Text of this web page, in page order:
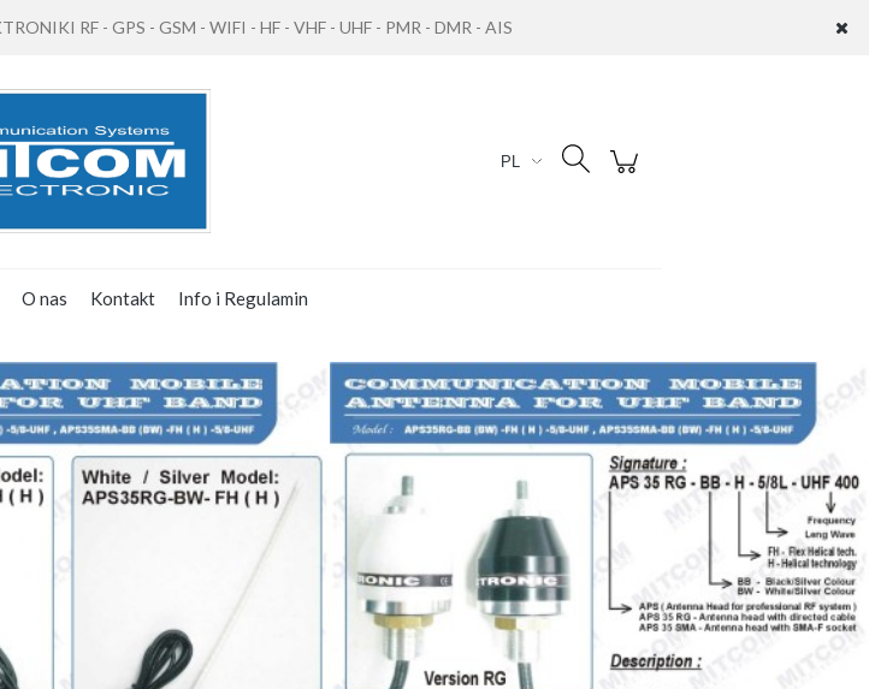
RF - GPS - GSM - WIFI - HF - VHF - UHF - PMR - DMR - AIS
O nas Kontakt Info i Regulamin